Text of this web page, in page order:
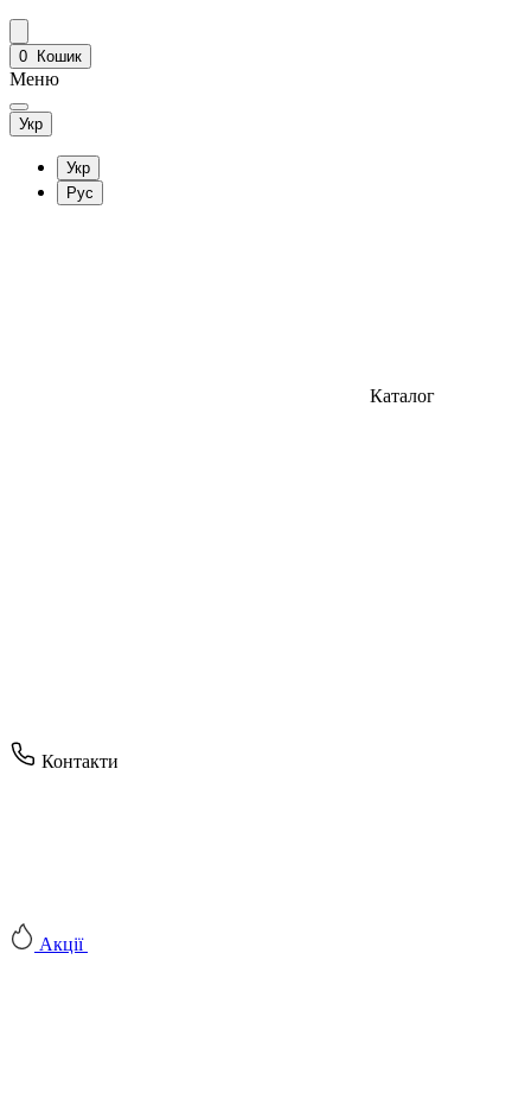
0 Кошик
Меню
Укр
Укр
Рус
Каталог
Контакти
Акції